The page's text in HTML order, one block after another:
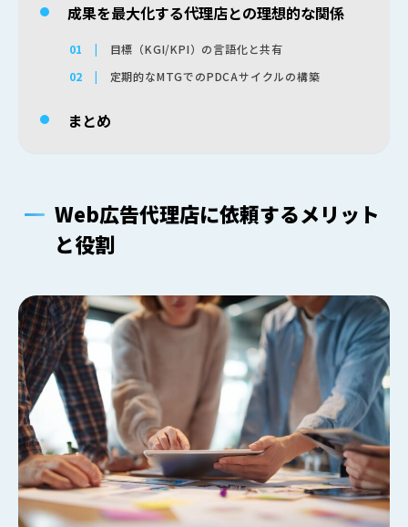
成果を最大化する代理店との理想的な関係
目標（KGI/KPI）の言語化と共有
定期的なMTGでのPDCAサイクルの構築
まとめ
Web広告代理店に依頼するメリット
と役割